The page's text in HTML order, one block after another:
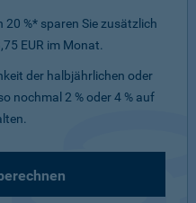
20 %* sparen Sie zusätzlich
EUR im Monat.
der halbjährlichen oder
nochmal 2 % oder 4 % auf